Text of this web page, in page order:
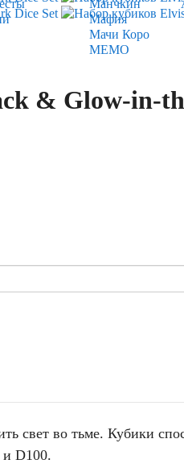
Манчкин
Мафия
Мачи Коро
МЕМО
& Glow-in-
свет во тьме. Кубики
D100.